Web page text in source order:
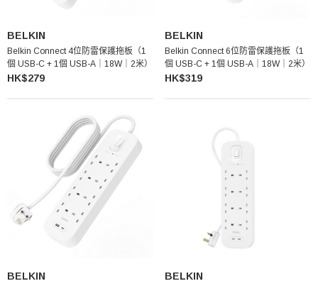
BELKIN
Belkin Connect 4位防雷保護拖板（1
個 USB-C + 1個 USB-A｜18W｜2米）
HK$279
BELKIN
Belkin Connect 6位防雷保護拖板（1
個 USB-C + 1個 USB-A｜18W｜2米）
HK$319
BELKIN BELKIN